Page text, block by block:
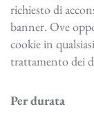
richiesto di
banner. Ove
cookie in
trattamento dei
Per durata